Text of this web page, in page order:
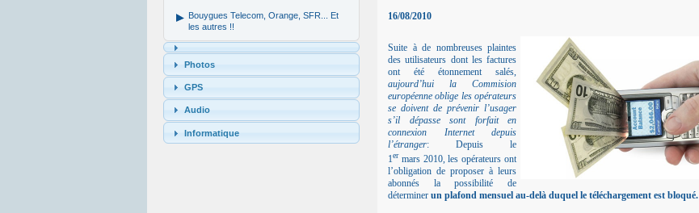
Bouygues Telecom, Orange, SFR... Et
les autres !!
Photos
GPS
Audio
Informatique
16/08/2010
Suite à de nombreuses plaintes
des utilisateurs dont les factures
ont été étonnement salés,
aujourd’hui la Commision
européenne oblige les opérateurs
se doivent de prévenir l’usager
s’il dépasse sont forfait en
connexion Internet depuis
l’étranger: Depuis le
1er mars 2010, les opérateurs ont
l’obligation de proposer à leurs
abonnés la possibilité de
déterminer un plafond mensuel au-delà duquel le téléchargement est bloqué.